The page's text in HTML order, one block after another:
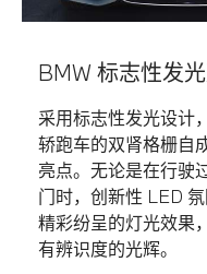
BMW 标志性发
采用标志性发光设计
轿跑车的双肾格栅自
亮点。无论是在行驶
门时，创新性 LED
精彩纷呈的灯光效果
有辨识度的光辉。